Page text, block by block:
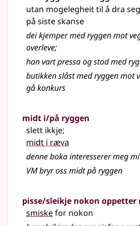
utan mogelegheit til å dra
på siste skanse
dei kjemper med ryggen mot
overleve;
han vart pressa og stod med
butikken slåst med ryggen mot
gå konkurs
midt i/på ryggen
slett ikkje;
midt i ræva
denne boka interesserer meg
VM bryr oss midt på ryggen
pisse/sleikje nokon oppetter
smiskefor nokon